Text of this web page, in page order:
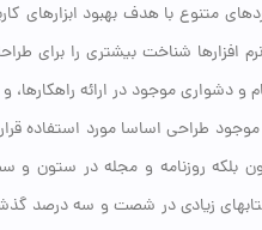
متنوع با هدف بهبود
افزارها شناخت بیشتری را برای
دشواری موجود در ارائه
طراحی اساسا مورد استفاده
روزنامه و مجله در ستون و
کتابهای زیادی در شصت و سه درصد